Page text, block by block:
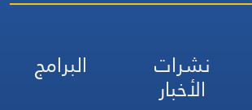
نشرات
الأخبار
البرامج